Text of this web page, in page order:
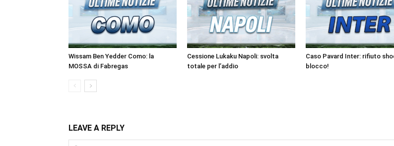
Wissam Ben Yedder Como: la
MOSSA di Fabregas
Cessione Lukaku Napoli: svolta
totale per l’addio
Caso Pavard Inter: rifiuto
blocco!
LEAVE A REPLY